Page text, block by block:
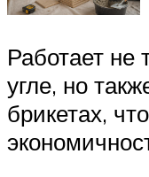
Работает не
угле, но
брикетах,